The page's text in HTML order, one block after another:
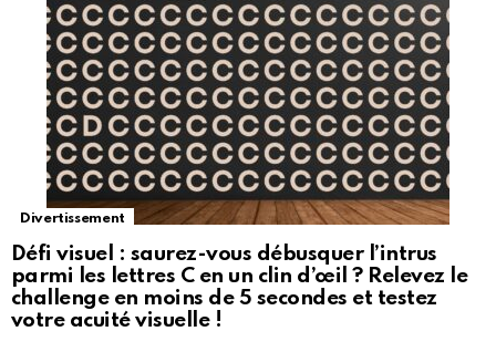
Divertissement
Défi visuel : saurez-vous débusquer l’intrus
parmi les lettres C en un clin d’œil ? Relevez le
challenge en moins de 5 secondes et testez
votre acuité visuelle !